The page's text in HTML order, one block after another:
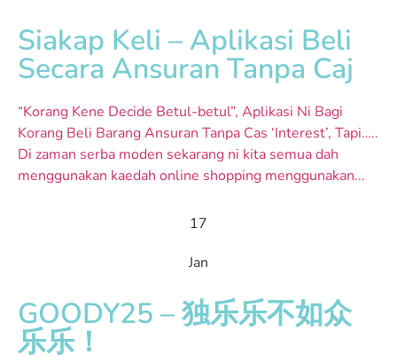
Siakap Keli – Aplikasi Beli
Secara Ansuran Tanpa Caj
“Korang Kene Decide Betul-betul”, Aplikasi Ni Bagi
Korang Beli Barang Ansuran Tanpa Cas ‘Interest’, Tapi…..
Di zaman serba moden sekarang ni kita semua dah
menggunakan kaedah online shopping menggunakan...
17
Jan
GOODY25 – 独乐乐不如众
乐乐！